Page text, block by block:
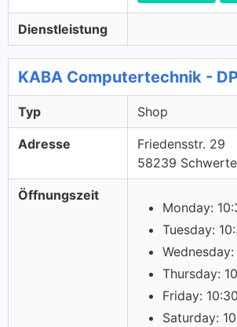
Dienstleistung
KABA Computertechnik -
Typ Shop
Adresse
Friedensstr. 29
58239 Schwerte
Öffnungszeit
Monday:
Tuesday:
Thursday:
Friday:
Saturday: